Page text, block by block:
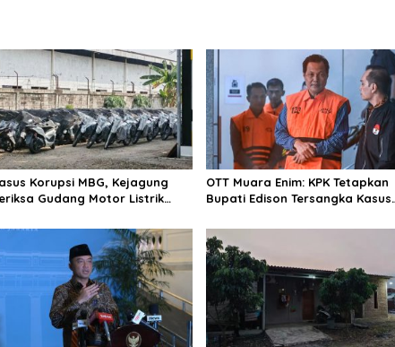
Korupsi MBG, Kejagung
Gudang Motor Listrik
OTT Muara Enim: KPK Tetapkan
Bupati Edison Tersangka Kasus